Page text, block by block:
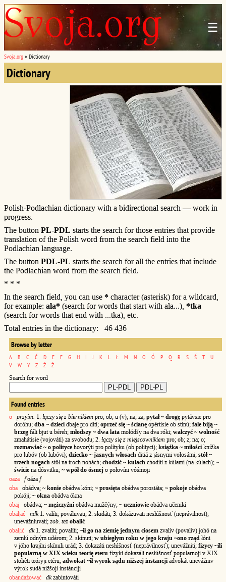
☰
Svoja.org » Dictionary
Dictionary
Polish-Podlachian dictionary with a bidirectional search — work in
progress.
The button PL-PDL starts the search for those entries that provide
translation of the Polish word from the search field into the
Podlachian language.
The button PDL-PL starts the search for all the entries that include
the Podlachian word from the search field.
* * *
In the search field, you can use * character (asterisk) for a wildcard,
for example: ala* (search for words that start with ala...), *tka
(search for words that end with ...tka), etc.
Total entries in the dictionary: 46 436
Browse by letter
A B C Ć D E F G H I J K L Ł M N O Ó P Q R S Ś T
U
V
W Y Z Ź Ż
Search for word
Found entries
o przyim. 1. łączy się z biernikiem pro; ob; u (v); na; za; pytał ~ drogę pytávsie pro
doróhu; dba ~ dzieci dbaje pro dití; oprzeć się ~ ścianę opértisie ob stinú; fale biją ~
brzeg fáli bjut u béreh; młodszy ~ dwa lata mołódšy na dva róki; walczyć ~ wolność
zmahátisie (vojováti) za svobodu; 2. łączy się z miejscownikiem pro; ob; z; na; o;
rozmawiać ~ o polityce hovorýti pro polítyku (ob polityci); książka ~ miłości knížka
pro lubóv (ob lubóvi); dziecko ~ jasnych włosach ditiá z jásnymi vołosámi; stół ~
trzech nogach stôł na troch nohách; chodzić ~ kulach chodíti z kúlami (na kúlach); ~
świcie na dósvitku; ~ wpół do ósmej o połovíni vóśmoji
oaza
foáza f
oba obádva; ~ konie obádva kóni; ~ prosięta obádva porosiáta; ~ pokoje obádva
pokóji; ~ okna obádva ókna
obaj obádva; ~ mężczyźni obádva mužčýny; ~ uczniowie obádva učenikí
obal|ać
ndk1. valíti; pováluvati; 2. skidáti; 3. dokázuvati nesłúšnosť (neprávilnost);
unevážniuvati; zob. też obalić
obal|ić
dk1. zvalíti; povalíti; ~ił go na ziemię jednym ciosem zvalív (povalív) johó na
zemlú odným udárom; 2. skínuti; w ubiegłym roku w jego kraju ~ono rząd łóni
v jóho krajíni skínuli urád; 3. dokazáti nesłúšnosť (neprávilnosť); unevážniti; fizycy ~ili
popularną w XIX wieku teorię eteru fízyki dokazáli nesłúšnosť popularnoji v XIX
stoliêti teóryji etéru; adwokat ~ił wyrok sądu niższej instancji advokát unevážniv
výrok sudá nížšoji instánciji
obandażować
dkzabintováti